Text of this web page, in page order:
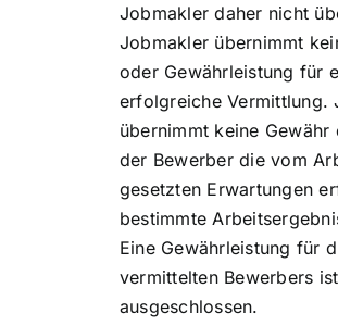
Jobmakler daher nicht
Jobmakler übernimmt
oder Gewährleistung für
erfolgreiche Vermittlung.
übernimmt keine Gewähr
der Bewerber die vom
gesetzten Erwartungen
bestimmte
Eine Gewährleistung für
vermittelten Bewerbers ist
ausgeschlossen.